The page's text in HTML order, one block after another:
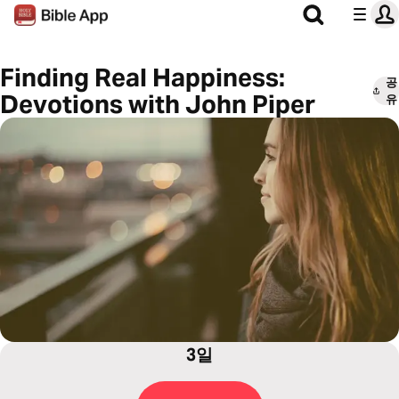
Finding Real Happiness:
Devotions with John Piper
공
유
3일